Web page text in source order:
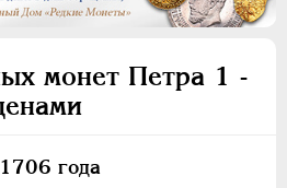
монет Петра 1 -
года
1730-1740